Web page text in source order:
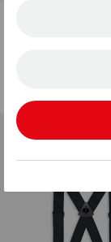
e.s. Waschpulver